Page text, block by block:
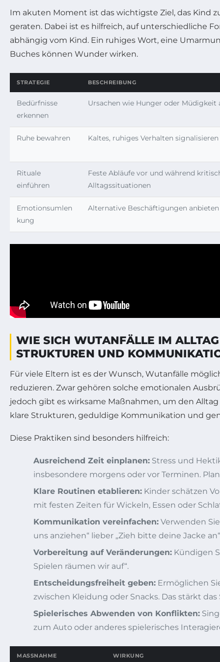
Im akuten Moment ist das wichtigste Ziel, das Kind
geraten. Dabei ist es hilfreich, auf unterschiedliche
abhängig vom Kind. Ein ruhiges Wort, eine
Buches können Wunder wirken.
STRATEGIE BESCHREIBUNG
Bedürfnisse
erkennen
Ursachen wie Hunger oder Müdigkeit
Ruhe bewahren Kaltes, ruhiges Verhalten signalisieren
Rituale
einführen
Feste Abläufe vor und während
Alltagssituationen
Emotionsumlen
kung
Alternative Beschäftigungen anbieten
WIE SICH WUTANFÄLLE IM
STRUKTUREN UND
Für viele Eltern ist es der Wunsch, Wutanfälle
reduzieren. Zwar gehören solche emotionalen
jedoch gibt es wirksame Maßnahmen, um den
klare Strukturen, geduldige Kommunikation und
Diese Praktiken sind besonders hilfreich:
Ausreichend Zeit einplanen: Stress und
insbesondere morgens oder vor Terminen.
Klare Routinen etablieren: Kinder schätzen
mit festen Zeiten für Wickeln, Essen oder
Kommunikation vereinfachen: Verwenden
uns anziehen“ lieber „Zieh bitte deine Jacke
Vorbereitung auf Veränderungen: Kündigen
Spielen räumen wir auf“.
Entscheidungsfreiheit geben: Ermöglichen
zwischen Kleidung oder Snacks. Das stärkt
Spielerisches Abwenden von Konflikten:
zum Auto oder anderes spielerisches
MASSNAHME WIRKUNG